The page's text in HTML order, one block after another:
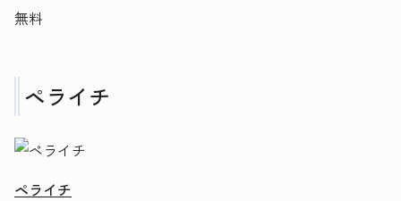
無料
ペライチ
ペライチ